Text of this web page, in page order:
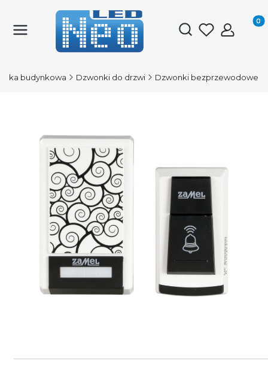
Otwórz
budynkowa Dzwonki do drzwi Dzwonki bezprzewodowe